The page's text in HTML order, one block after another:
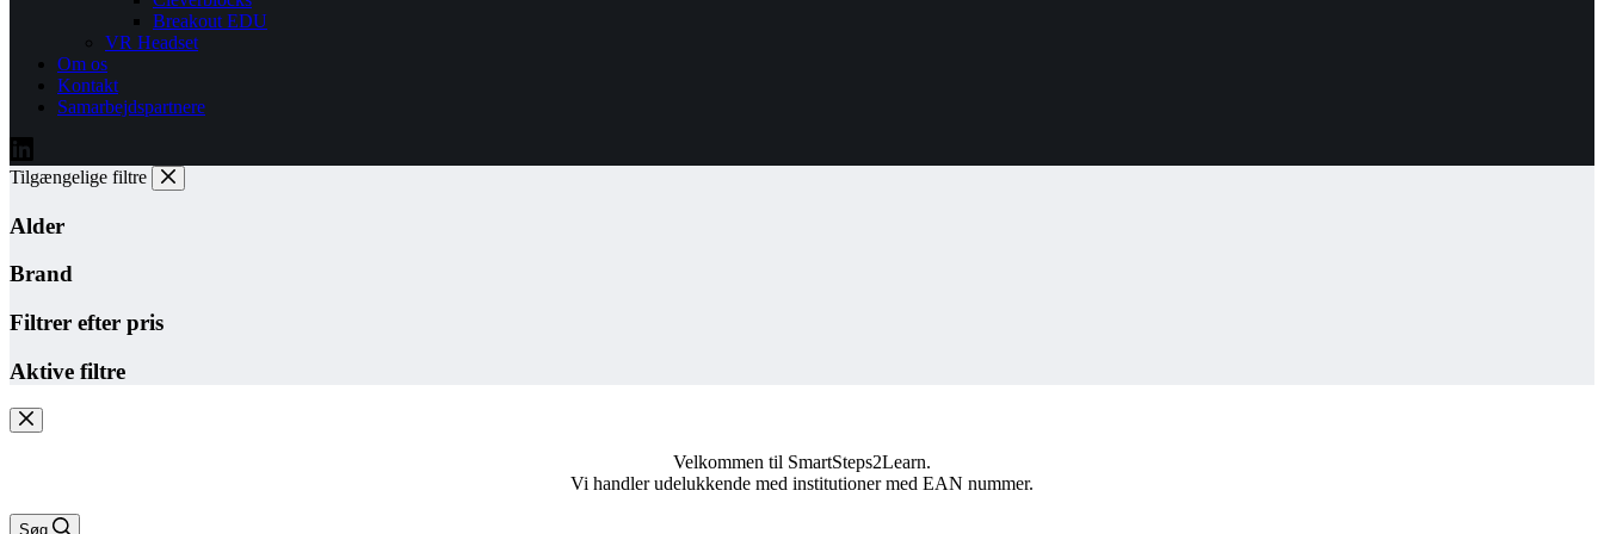
Breakout EDU
VR Headset
Om os
Kontakt
Samarbejdspartnere
Tilgængelige filtre
Alder
Brand
Filtrer efter pris
Aktive filtre
Velkommen til SmartSteps2Learn.
Vi handler udelukkende med institutioner med EAN nummer.
Søg